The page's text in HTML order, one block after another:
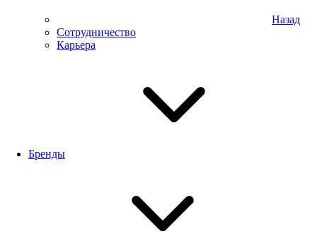
Назад
Сотрудничество
Карьера
Бренды